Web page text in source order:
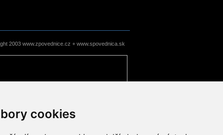
cookies
2003 www.zpovednice.cz + www.spovednica.sk